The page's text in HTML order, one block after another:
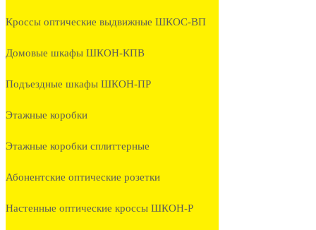
Кроссы оптические выдвижные ШКОС-ВП
Домовые шкафы ШКОН-КПВ
Подъездные шкафы ШКОН-ПР
Этажные коробки
Этажные коробки сплиттерные
Абонентские оптические розетки
Настенные оптические кроссы ШКОН-Р